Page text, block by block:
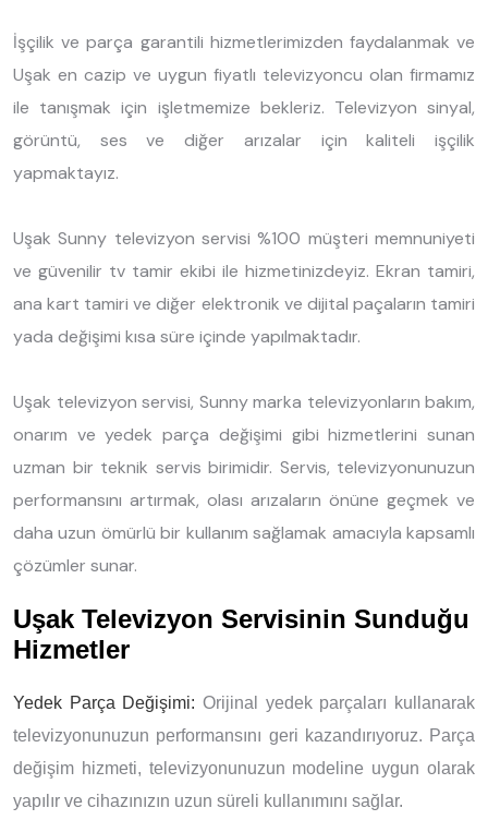
İşçilik ve parça garantili hizmetlerimizden faydalanmak ve
Uşak en cazip ve uygun fiyatlı televizyoncu olan firmamız
ile tanışmak için işletmemize bekleriz. Televizyon sinyal,
görüntü, ses ve diğer arızalar için kaliteli işçilik
yapmaktayız.
Uşak Sunny televizyon servisi %100 müşteri memnuniyeti
ve güvenilir tv tamir ekibi ile hizmetinizdeyiz. Ekran tamiri,
ana kart tamiri ve diğer elektronik ve dijital paçaların tamiri
yada değişimi kısa süre içinde yapılmaktadır.
Uşak televizyon servisi, Sunny marka televizyonların bakım,
onarım ve yedek parça değişimi gibi hizmetlerini sunan
uzman bir teknik servis birimidir. Servis, televizyonunuzun
performansını artırmak, olası arızaların önüne geçmek ve
daha uzun ömürlü bir kullanım sağlamak amacıyla kapsamlı
çözümler sunar.
Uşak Televizyon Servisinin Sunduğu
Hizmetler
Yedek Parça Değişimi: Orijinal yedek parçaları kullanarak
televizyonunuzun performansını geri kazandırıyoruz. Parça
değişim hizmeti, televizyonunuzun modeline uygun olarak
yapılır ve cihazınızın uzun süreli kullanımını sağlar.